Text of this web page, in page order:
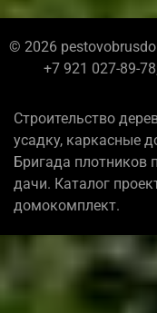
© 2026
+7 921 027-89-
Строительство
усадку, каркасные
Бригада плотников
дачи. Каталог
домокомплект.